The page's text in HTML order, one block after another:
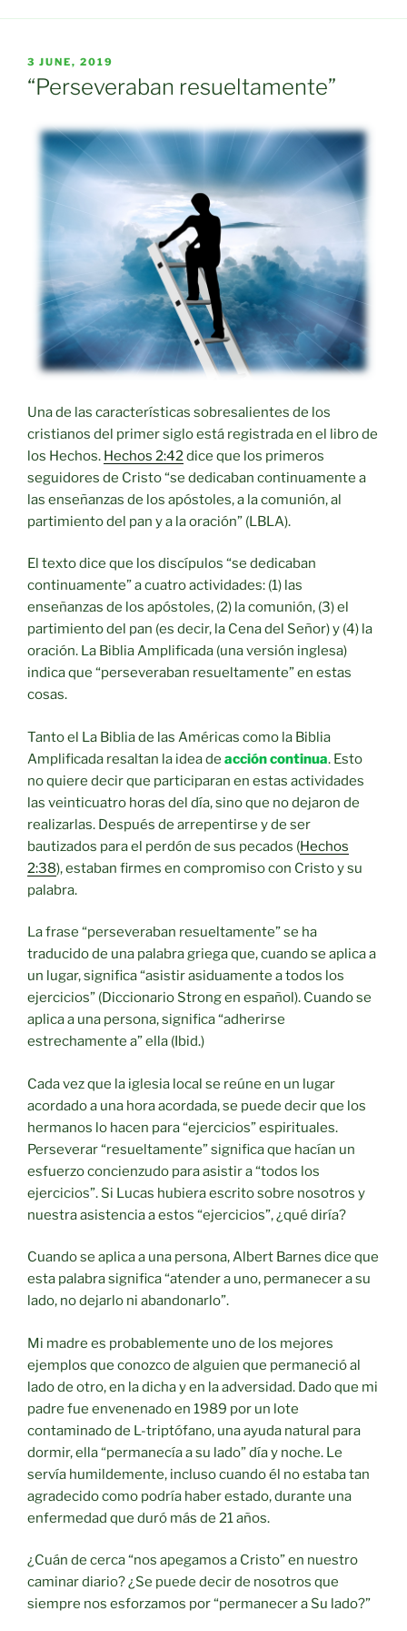
POSTED
ON
3 JUNE, 2019
“Perseveraban resueltamente”
Una de las características sobresalientes de los
cristianos del primer siglo está registrada en el libro de
los Hechos. Hechos 2:42dice que los primeros
seguidores de Cristo “se dedicaban continuamente a
las enseñanzas de los apóstoles, a la comunión, al
partimiento del pan y a la oración” (LBLA).
El texto dice que los discípulos “se dedicaban
continuamente” a cuatro actividades: (1) las
enseñanzas de los apóstoles, (2) la comunión, (3) el
partimiento del pan (es decir, la Cena del Señor) y (4) la
oración. La Biblia Amplificada (una versión inglesa)
indica que “perseveraban resueltamente” en estas
cosas.
Tanto el La Biblia de las Américas como la Biblia
Amplificada resaltan la idea de acción continua. Esto
no quiere decir que participaran en estas actividades
las veinticuatro horas del día, sino que no dejaron de
realizarlas. Después de arrepentirse y de ser
bautizados para el perdón de sus pecados (Hechos
2:38), estaban firmes en compromiso con Cristo y su
palabra.
La frase “perseveraban resueltamente” se ha
traducido de una palabra griega que, cuando se aplica a
un lugar, significa “asistir asiduamente a todos los
ejercicios” (Diccionario Strong en español). Cuando se
aplica a una persona, significa “adherirse
estrechamente a” ella (Ibid.)
Cada vez que la iglesia local se reúne en un lugar
acordado a una hora acordada, se puede decir que los
hermanos lo hacen para “ejercicios” espirituales.
Perseverar “resueltamente” significa que hacían un
esfuerzo concienzudo para asistir a “todos los
ejercicios”. Si Lucas hubiera escrito sobre nosotros y
nuestra asistencia a estos “ejercicios”, ¿qué diría?
Cuando se aplica a una persona, Albert Barnes dice que
esta palabra significa “atender a uno, permanecer a su
lado, no dejarlo ni abandonarlo”.
Mi madre es probablemente uno de los mejores
ejemplos que conozco de alguien que permaneció al
lado de otro, en la dicha y en la adversidad. Dado que mi
padre fue envenenado en 1989 por un lote
contaminado de L-triptófano, una ayuda natural para
dormir, ella “permanecía a su lado” día y noche. Le
servía humildemente, incluso cuando él no estaba tan
agradecido como podría haber estado, durante una
enfermedad que duró más de 21 años.
¿Cuán de cerca “nos apegamos a Cristo” en nuestro
caminar diario? ¿Se puede decir de nosotros que
siempre nos esforzamos por “permanecer a Su lado?”